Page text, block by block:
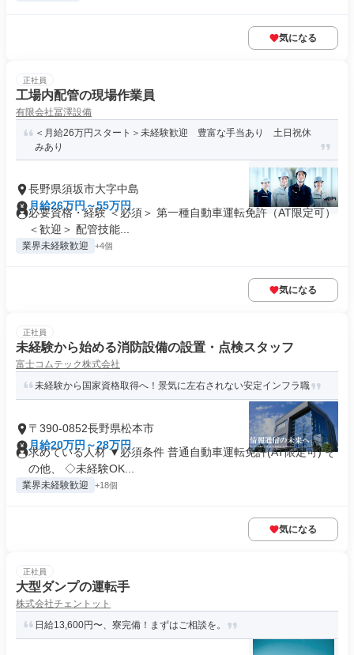
気になる
正社員
工場内配管の現場作業員
有限会社冨澤設備
＜月給26万円スタート＞未経験歓迎 豊富な手当あり 土日祝休
みあり
長野県須坂市大字中島
月給26万円～55万円
必要資格・経験 ＜必須＞ 第一種自動車運転免許（AT限定可）
＜歓迎＞ 配管技能...
業界未経験歓迎 +4個
気になる
正社員
未経験から始める消防設備の設置・点検スタッフ
富士コムテック株式会社
未経験から国家資格取得へ！景気に左右されない安定インフラ職
〒390-0852長野県松本市
月給20万円～28万円
求めている人材 ▼必須条件 普通自動車運転免許(AT限定可) そ
の他、 ◇未経験OK...
業界未経験歓迎 +18個
気になる
正社員
大型ダンプの運転手
株式会社チェントット
日給13,600円〜、寮完備！まずはご相談を。